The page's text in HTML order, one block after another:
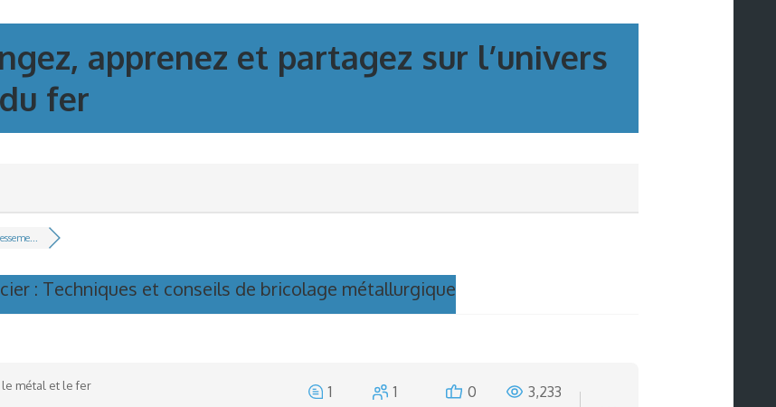
apprenez et partagez sur l’univers
fer
: Techniques et conseils de bricolage métallurgique
métal et le fer 1 1 0 3,233